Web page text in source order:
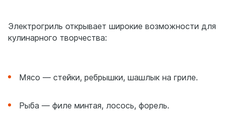
Электрогриль открывает широкие возможности для
кулинарного творчества:
Мясо — стейки, ребрышки, шашлык на гриле.
Рыба — филе минтая, лосось, форель.